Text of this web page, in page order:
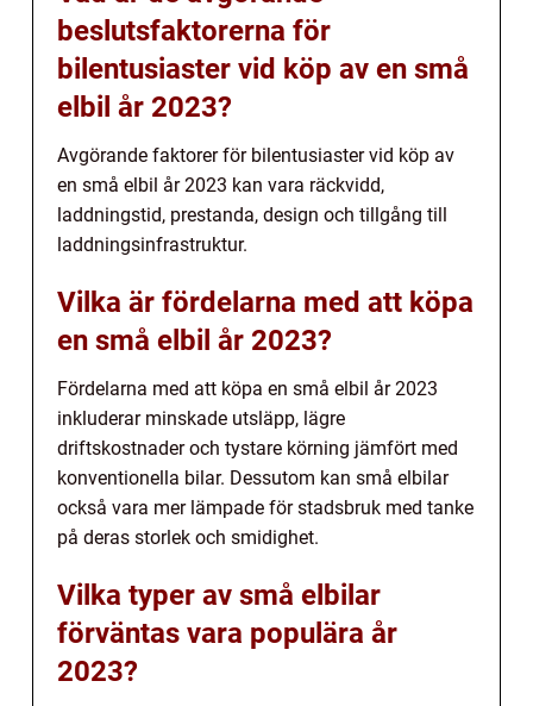
beslutsfaktorerna för
bilentusiaster vid köp av en små
elbil år 2023?
Avgörande faktorer för bilentusiaster vid köp av
en små elbil år 2023 kan vara räckvidd,
laddningstid, prestanda, design och tillgång till
laddningsinfrastruktur.
Vilka är fördelarna med att köpa
en små elbil år 2023?
Fördelarna med att köpa en små elbil år 2023
inkluderar minskade utsläpp, lägre
driftskostnader och tystare körning jämfört med
konventionella bilar. Dessutom kan små elbilar
också vara mer lämpade för stadsbruk med tanke
på deras storlek och smidighet.
Vilka typer av små elbilar
förväntas vara populära år
2023?